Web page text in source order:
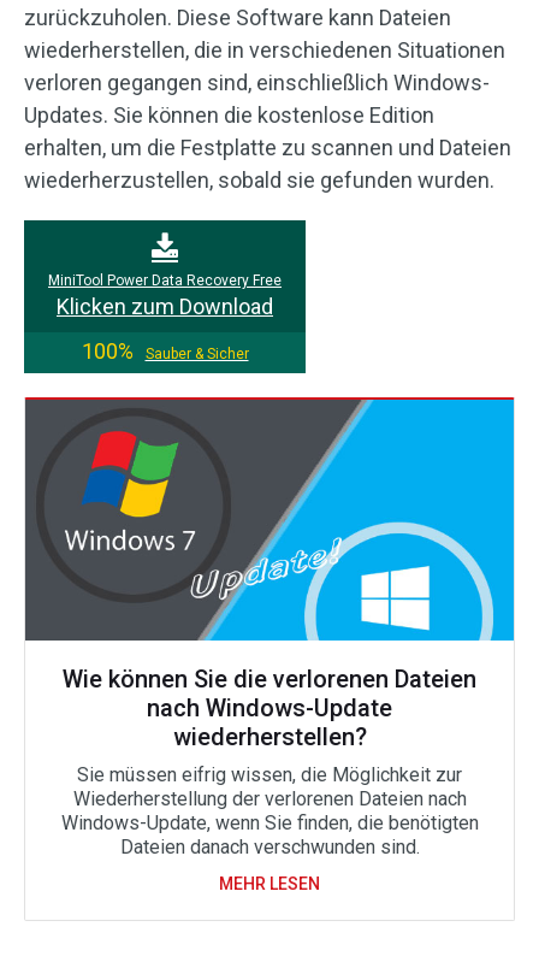
zurückzuholen. Diese Software kann Dateien
wiederherstellen, die in verschiedenen Situationen
verloren gegangen sind, einschließlich Windows-
Updates. Sie können die kostenlose Edition
erhalten, um die Festplatte zu scannen und Dateien
wiederherzustellen, sobald sie gefunden wurden.
MiniTool Power Data Recovery Free
Klicken zum Download
100%
Sauber & Sicher
Wie können Sie die verlorenen Dateien
nach Windows-Update
wiederherstellen?
Sie müssen eifrig wissen, die Möglichkeit zur
Wiederherstellung der verlorenen Dateien nach
Windows-Update, wenn Sie finden, die benötigten
Dateien danach verschwunden sind.
MEHR LESEN